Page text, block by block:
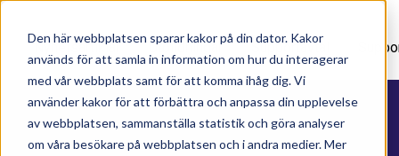
Den här webbplatsen sparar kakor på din dator. Kakor
används för att samla in information om hur du interagerar
med vår webbplats samt för att komma ihåg dig. Vi
använder kakor för att förbättra och anpassa din upplevelse
av webbplatsen, sammanställa statistik och göra analyser
om våra besökare på webbplatsen och i andra medier. Mer
Nyhetsartiklar Utbildningar Supportavtal